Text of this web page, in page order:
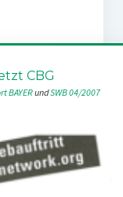
CBG
BAYER und SWB 04/2007